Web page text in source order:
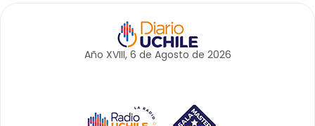
Año XVIII, 6 de Agosto de 2026